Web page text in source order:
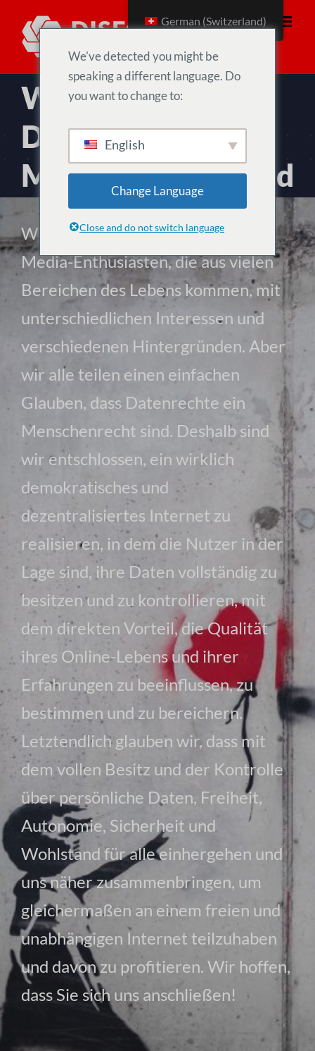
Inhalt
springen
Wir glauben, dass
Datenrechte ein
Menschenrecht sind
Wir sind eine Gruppe von Social-
Media-Enthusiasten, die aus vielen
Bereichen des Lebens kommen, mit
unterschiedlichen Interessen und
verschiedenen Hintergründen. Aber
wir alle teilen einen einfachen
Glauben, dass Datenrechte ein
Menschenrecht sind. Deshalb sind
wir entschlossen, ein wirklich
demokratisches und
dezentralisiertes Internet zu
realisieren, in dem die Nutzer in der
Lage sind, ihre Daten vollständig zu
besitzen und zu kontrollieren, mit
dem direkten Vorteil, die Qualität
ihres Online-Lebens und ihrer
Erfahrungen zu beeinflussen, zu
bestimmen und zu bereichern.
Letztendlich glauben wir, dass mit
dem vollen Besitz und der Kontrolle
über persönliche Daten, Freiheit,
Autonomie, Sicherheit und
Wohlstand für alle einhergehen und
uns näher zusammenbringen, um
gleichermaßen an einem freien und
unabhängigen Internet teilzuhaben
und davon zu profitieren. Wir hoffen,
dass Sie sich uns anschließen!
German (Switzerland)
We've detected you might be
speaking a different language. Do
you want to change to:
English
Change Language
Close and do not switch language